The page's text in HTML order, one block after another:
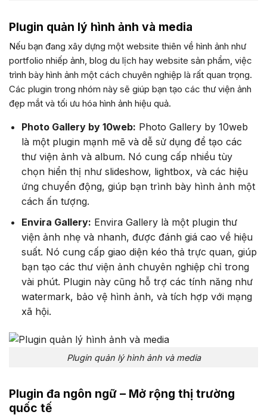
Plugin quản lý hình ảnh và media
Nếu bạn đang xây dựng một website thiên về hình ảnh như
portfolio nhiếp ảnh, blog du lịch hay website sản phẩm, việc
trình bày hình ảnh một cách chuyên nghiệp là rất quan trọng.
Các plugin trong nhóm này sẽ giúp bạn tạo các thư viện ảnh
đẹp mắt và tối ưu hóa hình ảnh hiệu quả.
Photo Gallery by 10web: Photo Gallery by 10web
là một plugin mạnh mẽ và dễ sử dụng để tạo các
thư viện ảnh và album. Nó cung cấp nhiều tùy
chọn hiển thị như slideshow, lightbox, và các hiệu
ứng chuyển động, giúp bạn trình bày hình ảnh một
cách ấn tượng.
Envira Gallery: Envira Gallery là một plugin thư
viện ảnh nhẹ và nhanh, được đánh giá cao về hiệu
suất. Nó cung cấp giao diện kéo thả trực quan, giúp
bạn tạo các thư viện ảnh chuyên nghiệp chỉ trong
vài phút. Plugin này cũng hỗ trợ các tính năng như
watermark, bảo vệ hình ảnh, và tích hợp với mạng
xã hội.
Plugin quản lý hình ảnh và media
Plugin đa ngôn ngữ – Mở rộng thị trường
quốc tế